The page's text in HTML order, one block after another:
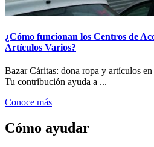
¿Cómo funcionan los Centros de
Artículos Varios?
Bazar Cáritas: dona ropa y artículos
Tu contribución ayuda a ...
Conoce más
Cómo ayudar